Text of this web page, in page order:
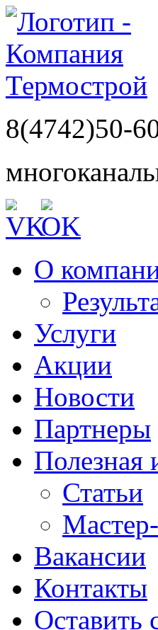
8(4742)50-
О
Услуги
Акции
Новости
Партнеры
Полезная
Статьи
Вакансии
Контакты
Оставить